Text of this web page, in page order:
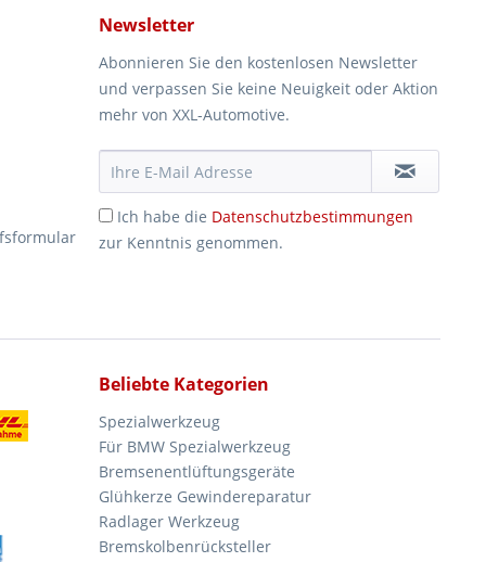
Newsletter
Abonnieren Sie den kostenlosen Newsletter
und verpassen Sie keine Neuigkeit oder Aktion
mehr von XXL-Automotive.
Ich habe die Datenschutzbestimmungen
zur Kenntnis genommen.
Beliebte Kategorien
Spezialwerkzeug
Für BMW Spezialwerkzeug
Bremsenentlüftungsgeräte
Glühkerze Gewindereparatur
Radlager Werkzeug
Bremskolbenrücksteller